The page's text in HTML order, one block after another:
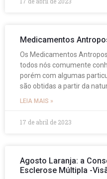
Medicamentos
Os Medicamentos
todos nós comumente
porém com algumas
são obtidas a partir da
LEIA MAIS »
17 de abril de 2023
Agosto Laranja: a
Esclerose Múltipla -